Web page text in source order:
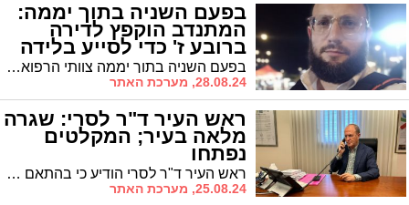
בפעם השניה בתוך יממה:
המתנדב הוקפץ לדירה
ברובע ז' כדי לסייע בלידה
בפעם השניה בתוך יממה צוותי הרפואה של איחוד הצלה מסניף אשדוד הוזעקו לדירת מגורים ברובע ז' באשדוד כדי לסייע לאשה שהיתה בתהליך לידה. לילודים ולאמהות שלום
28.08.24, מערכת האתר
ראש העיר ד"ר לסרי: שגרה
מלאה בעיר; המקלטים
נפתחו
ראש העיר ד"ר לסרי הודיע כי בהתאם להנחיות פיקוד העורף לאשדוד עדיין קיימת שגרה מלאה ברחבי העיר. עם זאת, הבהיר כי "אנו מוכנים וערוכים למעבר למצב חירום אם נידרש לכך.
25.08.24, מערכת האתר